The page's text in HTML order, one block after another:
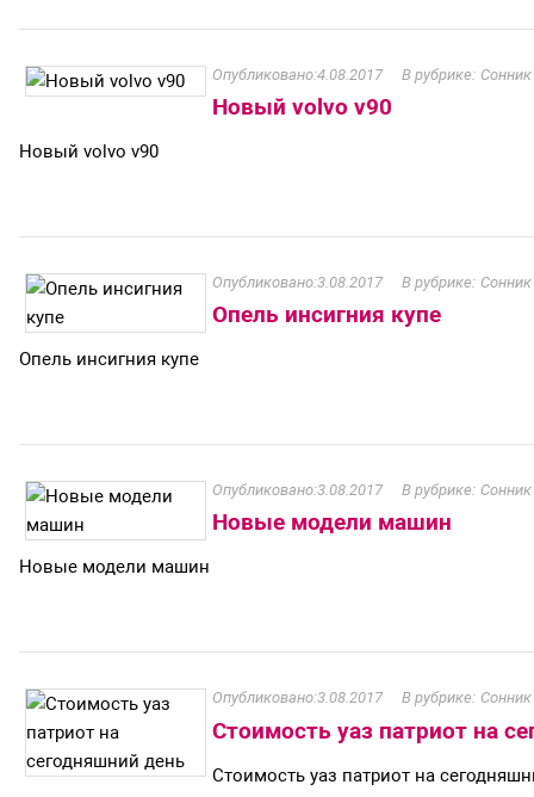
4.08.2017 Сонник
Новый volvo v90
Новый volvo v90
3.08.2017 Сонник
Опель инсигния купе
Опель инсигния купе
3.08.2017 Сонник
Новые модели машин
Новые модели машин
3.08.2017 Сонник
Стоимость уаз патриот на
Стоимость уаз патриот на